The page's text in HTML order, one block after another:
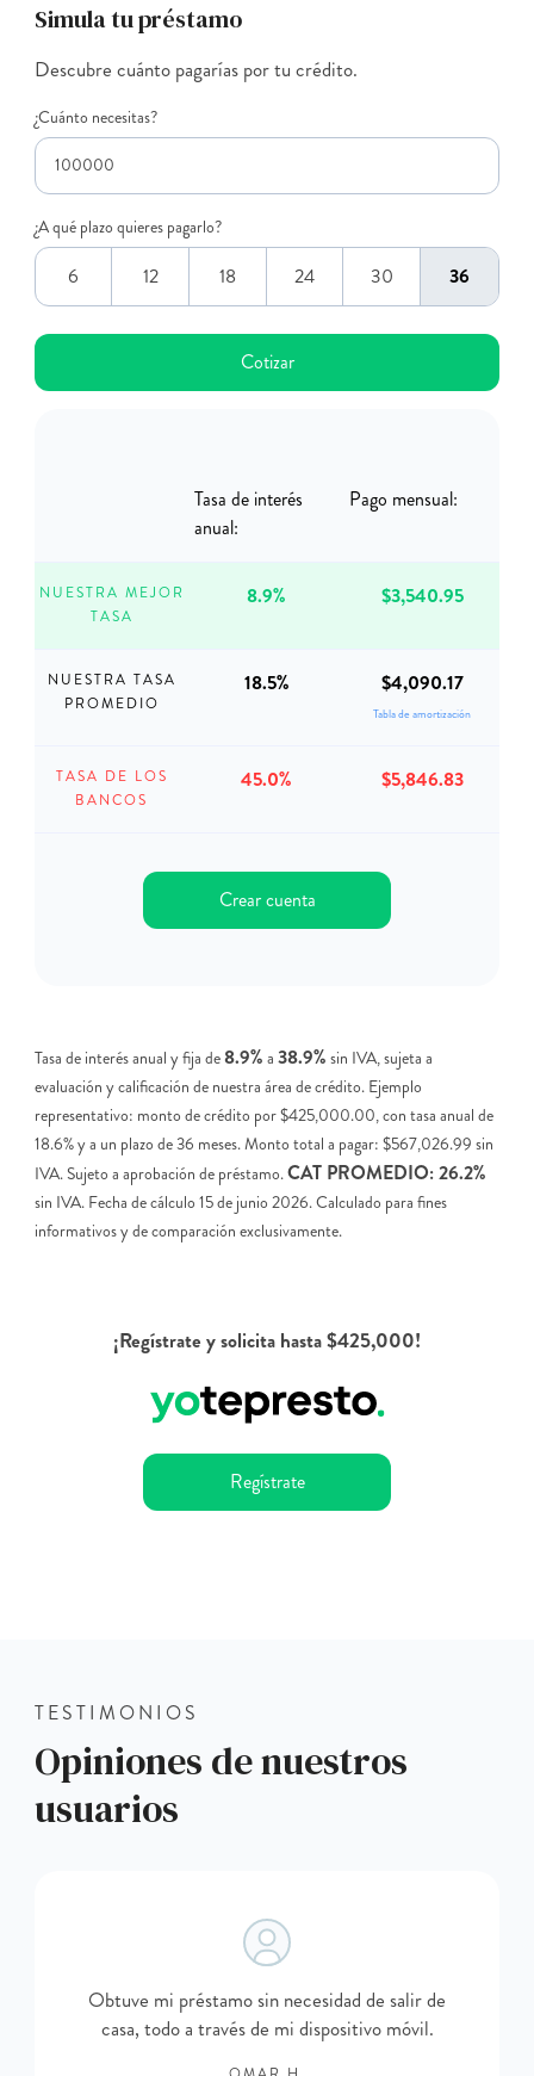
Simula tu préstamo
Descubre cuánto pagarías por tu crédito.
¿Cuánto necesitas?
¿A qué plazo quieres pagarlo?
6 12 18 24 30 36
NUESTRA MEJOR
TASA
NUESTRA TASA
PROMEDIO
TASA DE LOS
BANCOS
Tasa de interés
anual:
8.9%
18.5%
45.0%
Pago mensual:
$3,540.95
$4,090.17
Tabla de amortización
$5,846.83
Crear cuenta
Tasa de interés anual y fija de8.9% a 38.9% sin IVA, sujeta a
evaluación y calificación de nuestra área de crédito. Ejemplo
representativo: monto de crédito por $425,000.00, con tasa anual de
18.6% y a un plazo de 36 meses. Monto total a pagar: $567,026.99 sin
IVA. Sujeto a aprobación de préstamo.CAT PROMEDIO: 26.2%
sin IVA. Fecha de cálculo 15 de junio 2026. Calculado para fines
informativos y de comparación exclusivamente.
¡Regístrate y solicita hasta $425,000!
Regístrate
TESTIMONIOS
Opiniones de nuestros
usuarios
Obtuve mi préstamo sin necesidad de salir de
casa, todo a través de mi dispositivo móvil.